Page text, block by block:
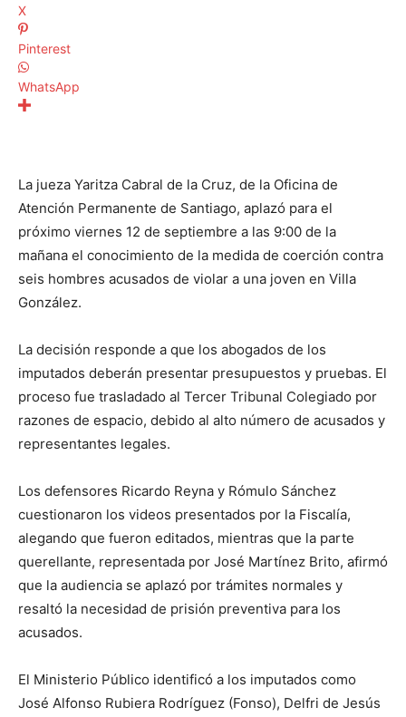
X
Pinterest
WhatsApp
La jueza Yaritza Cabral de la Cruz, de la Oficina de
Atención Permanente de Santiago, aplazó para el
próximo viernes 12 de septiembre a las 9:00 de la
mañana el conocimiento de la medida de coerción contra
seis hombres acusados de violar a una joven en Villa
González.
La decisión responde a que los abogados de los
imputados deberán presentar presupuestos y pruebas. El
proceso fue trasladado al Tercer Tribunal Colegiado por
razones de espacio, debido al alto número de acusados y
representantes legales.
Los defensores Ricardo Reyna y Rómulo Sánchez
cuestionaron los videos presentados por la Fiscalía,
alegando que fueron editados, mientras que la parte
querellante, representada por José Martínez Brito, afirmó
que la audiencia se aplazó por trámites normales y
resaltó la necesidad de prisión preventiva para los
acusados.
El Ministerio Público identificó a los imputados como
José Alfonso Rubiera Rodríguez (Fonso), Delfri de Jesús